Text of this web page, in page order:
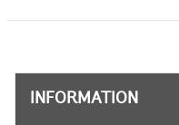
INFORMATION